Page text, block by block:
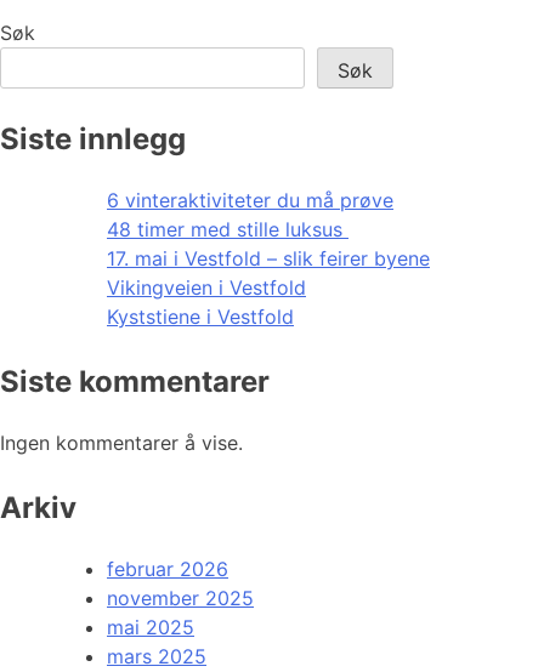
Søk
Søk
Siste innlegg
6 vinteraktiviteter du må prøve
48 timer med stille luksus
17. mai i Vestfold – slik feirer byene
Vikingveien i Vestfold
Kyststiene i Vestfold
Siste kommentarer
Ingen kommentarer å vise.
Arkiv
februar 2026
november 2025
mai 2025
mars 2025